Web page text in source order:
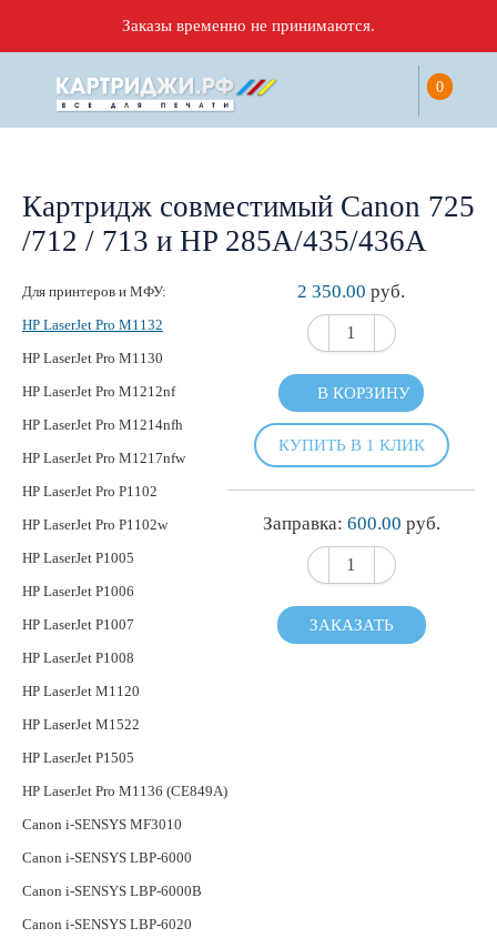
Заказы временно не принимаются.
0
Картридж совместимый Canon 725
/712 / 713 и HP 285А/435/436А
Для принтеров и МФУ:
HP LaserJet Pro M1132
HP LaserJet Pro M1130
HP LaserJet Pro M1212nf
HP LaserJet Pro M1214nfh
HP LaserJet Pro M1217nfw
HP LaserJet Pro P1102
HP LaserJet Pro P1102w
HP LaserJet P1005
HP LaserJet P1006
HP LaserJet P1007
HP LaserJet P1008
HP LaserJet M1120
HP LaserJet M1522
HP LaserJet P1505
HP LaserJet Pro M1136 (CE849A)
Canon i-SENSYS MF3010
Canon i-SENSYS LBP-6000
Canon i-SENSYS LBP-6000B
Canon i-SENSYS LBP-6020
2 350.00 руб.
В КОРЗИНУ
КУПИТЬ В 1 КЛИК
Заправка: 600.00 руб.
ЗАКАЗАТЬ